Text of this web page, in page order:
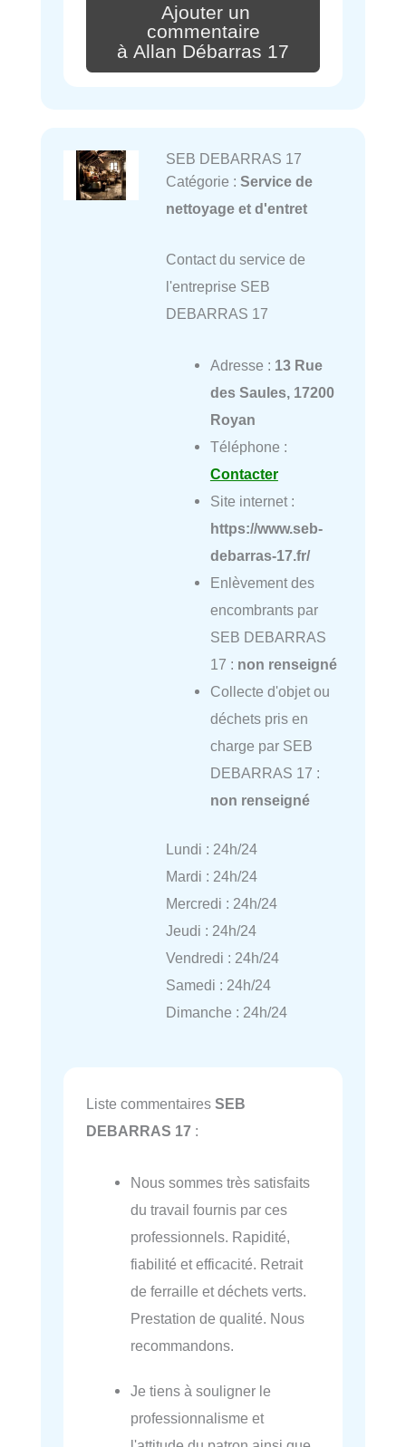
Ajouter un
commentaire
à Allan Débarras 17
SEB DEBARRAS 17
Catégorie : Service de
nettoyage et d'entret
Contact du service de
l'entreprise SEB
DEBARRAS 17
Adresse : 13 Rue
des Saules, 17200
Royan
Téléphone :
Contacter
Site internet :
https://www.seb-
debarras-17.fr/
Enlèvement des
encombrants par
SEB DEBARRAS
17 : non renseigné
Collecte d'objet ou
déchets pris en
charge par SEB
DEBARRAS 17 :
non renseigné
Lundi : 24h/24
Mardi : 24h/24
Mercredi : 24h/24
Jeudi : 24h/24
Vendredi : 24h/24
Samedi : 24h/24
Dimanche : 24h/24
Liste commentaires SEB
DEBARRAS 17 :
Nous sommes très satisfaits
du travail fournis par ces
professionnels. Rapidité,
fiabilité et efficacité. Retrait
de ferraille et déchets verts.
Prestation de qualité. Nous
recommandons.
Je tiens à souligner le
professionnalisme et